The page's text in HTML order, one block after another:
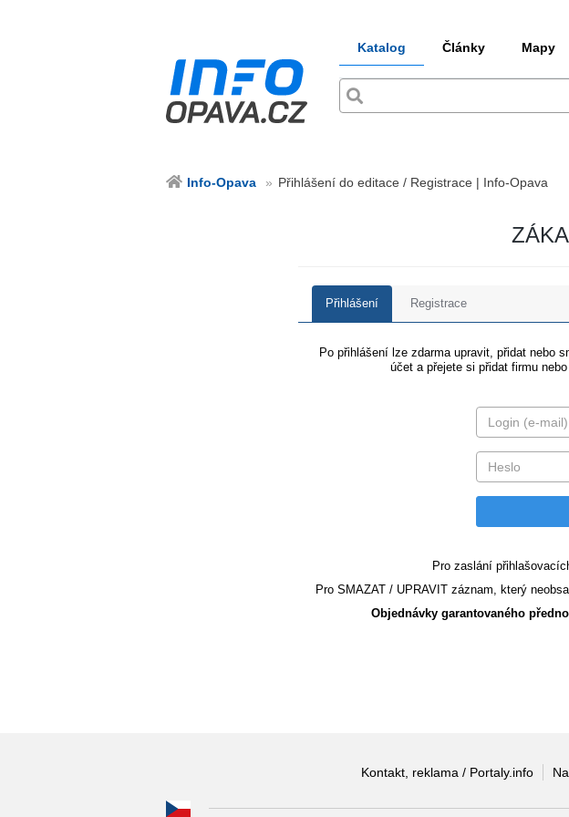
Katalog Články Mapy
Info-Opava Přihlášení do editace / Registrace | Info-Opava
Přihlášení Registrace
Po přihlášení lze zdarma upravit, přidat nebo
účet a přejete si přidat firmu
Pro zaslání
Pro SMAZAT / UPRAVIT záznam, který
Objednávky garantovaného
Kontakt, reklama / Portaly.info